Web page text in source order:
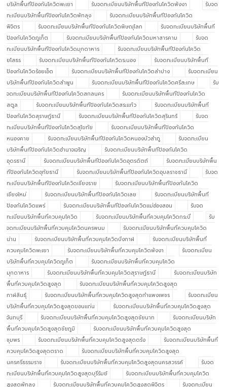
บริษัทพื้นทีป้องกันโควิดพะเยา
รับจดทะเบียนบริษัทพื้นทีป้องกันโควิดพังงา
รับจด
ทะเบียนบริษัทพื้นทีป้องกันโควิดพัทลุง
รับจดทะเบียนบริษัทพื้นทีป้องกันโควิด
พิจิตร
รับจดทะเบียนบริษัทพื้นทีป้องกันโควิดพิษณุโลก
รับจดทะเบียนบริษัทพื้นที
ป้องกันโควิดภูเก็ต
รับจดทะเบียนบริษัทพื้นทีป้องกันโควิดมหาสารคาม
รับจด
ทะเบียนบริษัทพื้นทีป้องกันโควิดมุกดาหาร
รับจดทะเบียนบริษัทพื้นทีป้องกันโควิด
ยโสธร
รับจดทะเบียนบริษัทพื้นทีป้องกันโควิดระนอง
รับจดทะเบียนบริษัทพื้นที
ป้องกันโควิดร้อยเอ็ด
รับจดทะเบียนบริษัทพื้นทีป้องกันโควิดลำปาง
รับจดทะเบียน
บริษัทพื้นทีป้องกันโควิดลำพูน
รับจดทะเบียนบริษัทพื้นทีป้องกันโควิดศรีสะเกษ
รับ
จดทะเบียนบริษัทพื้นทีป้องกันโควิดสกลนคร
รับจดทะเบียนบริษัทพื้นทีป้องกันโควิด
สตูล
รับจดทะเบียนบริษัทพื้นทีป้องกันโควิดสระแก้ว
รับจดทะเบียนบริษัทพื้นที
ป้องกันโควิดสุราษฎ์ธานี
รับจดทะเบียนบริษัทพื้นทีป้องกันโควิดสุรินทร์
รับจด
ทะเบียนบริษัทพื้นทีป้องกันโควิดสุโขทัย
รับจดทะเบียนบริษัทพื้นทีป้องกันโควิด
หนองคาย
รับจดทะเบียนบริษัทพื้นทีป้องกันโควิดหนองบัวลำภู
รับจดทะเบียน
บริษัทพื้นทีป้องกันโควิดอำนาจเจริญ
รับจดทะเบียนบริษัทพื้นทีป้องกันโควิด
อุดรธานี
รับจดทะเบียนบริษัทพื้นทีป้องกันโควิดอุตรดิตถ์
รับจดทะเบียนบริษัทพื้น
ทีป้องกันโควิดอุทัยธานี
รับจดทะเบียนบริษัทพื้นทีป้องกันโควิดอุบลราชธานี
รับจด
ทะเบียนบริษัทพื้นทีป้องกันโควิดเชียงราย
รับจดทะเบียนบริษัทพื้นทีป้องกันโควิด
เชียงใหม่
รับจดทะเบียนบริษัทพื้นทีป้องกันโควิดเลย
รับจดทะเบียนบริษัทพื้นที
ป้องกันโควิดแพร่
รับจดทะเบียนบริษัทพื้นทีป้องกันโควิดแม่ฮ่องสอน
รับจด
ทะเบียนบริษัทพื้นที่ควบคุมโควิด
รับจดทะเบียนบริษัทพื้นที่ควบคุมโควิดกระบี่
รับ
จดทะเบียนบริษัทพื้นที่ควบคุมโควิดนครพนม
รับจดทะเบียนบริษัทพื้นที่ควบคุมโควิด
น่าน
รับจดทะเบียนบริษัทพื้นที่ควบคุมโควิดบึงกาฬ
รับจดทะเบียนบริษัทพื้นที่
ควบคุมโควิดพะเยา
รับจดทะเบียนบริษัทพื้นที่ควบคุมโควิดพังงา
รับจดทะเบียน
บริษัทพื้นที่ควบคุมโควิดภูเก็ต
รับจดทะเบียนบริษัทพื้นที่ควบคุมโควิด
มุกดาหาร
รับจดทะเบียนบริษัทพื้นที่ควบคุมโควิดสุราษฎ์ธานี
รับจดทะเบียนบริษัท
พื้นที่ควบคุมโควิดสูงสุด
รับจดทะเบียนบริษัทพื้นที่ควบคุมโควิดสูงสุด
กาฬสินธุ์
รับจดทะเบียนบริษัทพื้นที่ควบคุมโควิดสูงสุดกำแพงเพชร
รับจดทะเบียน
บริษัทพื้นที่ควบคุมโควิดสูงสุดขอนแก่น
รับจดทะเบียนบริษัทพื้นที่ควบคุมโควิดสูงสุด
จันทบุรี
รับจดทะเบียนบริษัทพื้นที่ควบคุมโควิดสูงสุดชัยนาท
รับจดทะเบียนบริษัท
พื้นที่ควบคุมโควิดสูงสุดชัยภูมิ
รับจดทะเบียนบริษัทพื้นที่ควบคุมโควิดสูงสุด
ชุมพร
รับจดทะเบียนบริษัทพื้นที่ควบคุมโควิดสูงสุดตรัง
รับจดทะเบียนบริษัทพื้นที่
ควบคุมโควิดสูงสุดตราด
รับจดทะเบียนบริษัทพื้นที่ควบคุมโควิดสูงสุด
นครศรีธรรมราช
รับจดทะเบียนบริษัทพื้นที่ควบคุมโควิดสูงสุดนครสวรรค์
รับจด
ทะเบียนบริษัทพื้นที่ควบคุมโควิดสูงสุดบุรีรัมย์
รับจดทะเบียนบริษัทพื้นที่ควบคุมโควิด
สูงสุดพัทลุง
รับจดทะเบียนบริษัทพื้นที่ควบคุมโควิดสูงสุดพิจิตร
รับจดทะเบียน